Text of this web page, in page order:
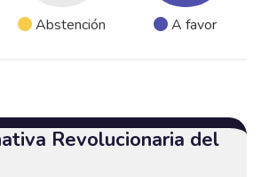
Abstención A favor
Revolucionaria del